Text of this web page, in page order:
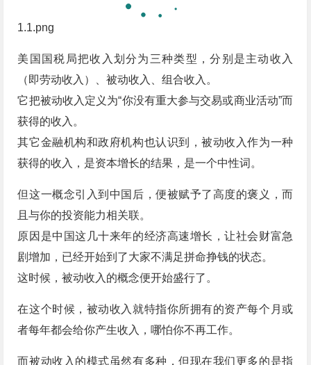
1.1.png
美国国税局把收入划分为三种类型，分别是主动收入
（即劳动收入）、被动收入、组合收入。
它把被动收入定义为“你没有重大参与交易或商业活动”而
获得的收入。
其它金融机构和政府机构也认识到，被动收入作为一种
获得的收入，是资本增长的结果，是一个中性词。
但这一概念引入到中国后，便被赋予了高度的褒义，而
且与你的投资能力相关联。
原因是中国这几十来年的经济高速增长，让社会财富急
剧增加，已经开始到了大家不满足拼命挣钱的状态。
这时候，被动收入的概念便开始盛行了。
在这个时候，被动收入就特指你所拥有的资产每个月或
者每年都会给你产生收入，哪怕你不再工作。
而被动收入的模式虽然有多种，但现在我们更多的是指